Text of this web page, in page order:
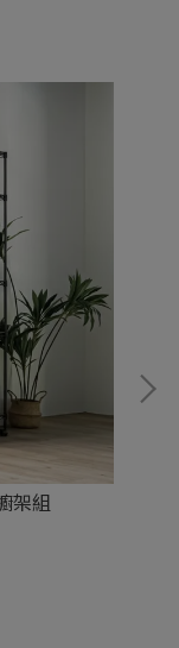
架組